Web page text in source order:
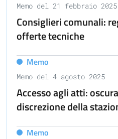
Memo del 21 febbraio 2025
Consiglieri comunali:
offerte tecniche
Memo
Memo del 4 agosto 2025
Accesso agli atti:
discrezione della
Memo